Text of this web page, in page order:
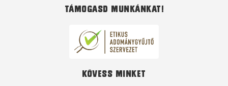
Támogasd munkánkat!
Kövess minket